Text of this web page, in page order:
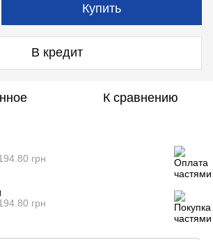
Купить
В кредит
К сравнению
грн
грн